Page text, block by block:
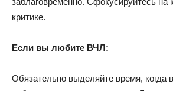
критике.
Если вы любите ВЧЛ:
Обязательно выделяйте время, когда